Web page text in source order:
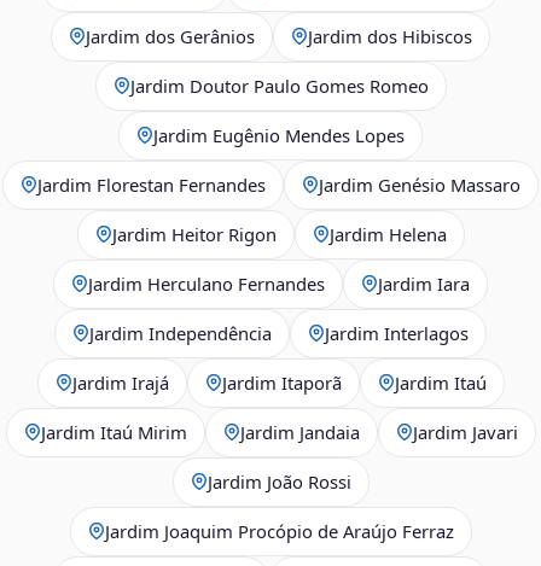
Jardim dos Gerânios Jardim dos Hibiscos
Jardim Doutor Paulo Gomes Romeo
Jardim Eugênio Mendes Lopes
Jardim Florestan Fernandes Jardim Genésio Massaro
Jardim Heitor Rigon Jardim Helena
Jardim Herculano Fernandes Jardim Iara
Jardim Independência Jardim Interlagos
Jardim Irajá Jardim Itaporã Jardim Itaú
Jardim Itaú Mirim Jardim Jandaia Jardim Javari
Jardim João Rossi
Jardim Joaquim Procópio de Araújo Ferraz